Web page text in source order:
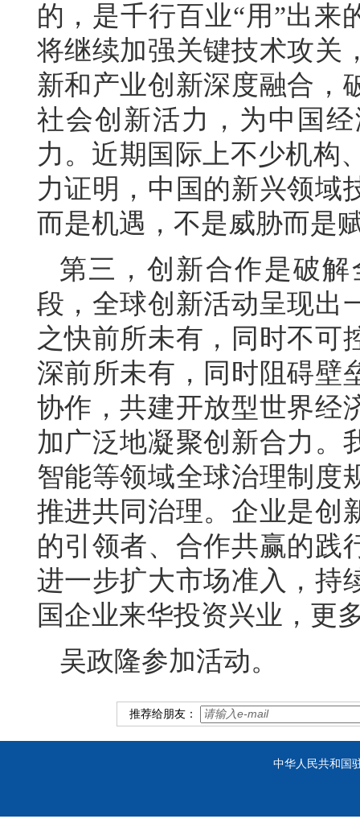
的，是千行百业“用”出来
将继续加强关键技术攻关
新和产业创新深度融合，
社会创新活力，为中国
力。近期国际上不少机构
力证明，中国的新兴领域
而是机遇，不是威胁而是
第三，创新合作是破
段，全球创新活动呈现出
之快前所未有，同时不可
深前所未有，同时阻碍壁
协作，共建开放型世界经
加广泛地凝聚创新合力。
智能等领域全球治理制度
推进共同治理。企业是创
的引领者、合作共赢的践
进一步扩大市场准入，持
国企业来华投资兴业，更
吴政隆参加活动。
推荐给朋友：
中华人民共和国